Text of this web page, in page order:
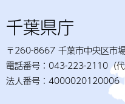
千葉県庁
〒260-8667 千葉市中央区市
電話番号：043-223-2110（
法人番号：4000020120006